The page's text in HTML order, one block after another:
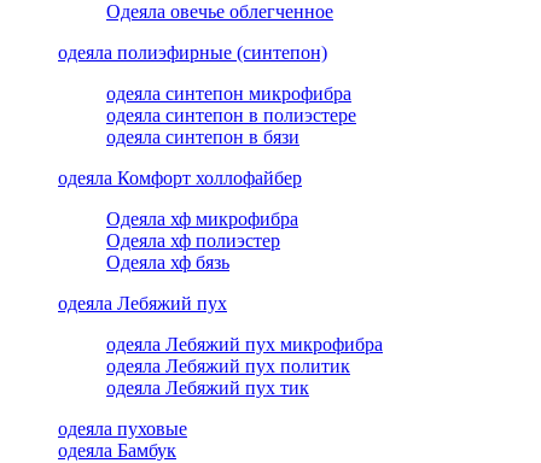
Одеяла овечье облегченное
одеяла полиэфирные (синтепон)
одеяла синтепон микрофибра
одеяла синтепон в полиэстере
одеяла синтепон в бязи
одеяла Комфорт холлофайбер
Одеяла хф микрофибра
Одеяла хф полиэстер
Одеяла хф бязь
одеяла Лебяжий пух
одеяла Лебяжий пух микрофибра
одеяла Лебяжий пух политик
одеяла Лебяжий пух тик
одеяла пуховые
одеяла Бамбук